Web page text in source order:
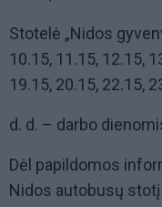
Stotelė „Nidos
10.15, 11.15, 12.15,
19.15, 20.15, 22.15,
d. d. – darbo
Dėl papildomos
Nidos autobusų